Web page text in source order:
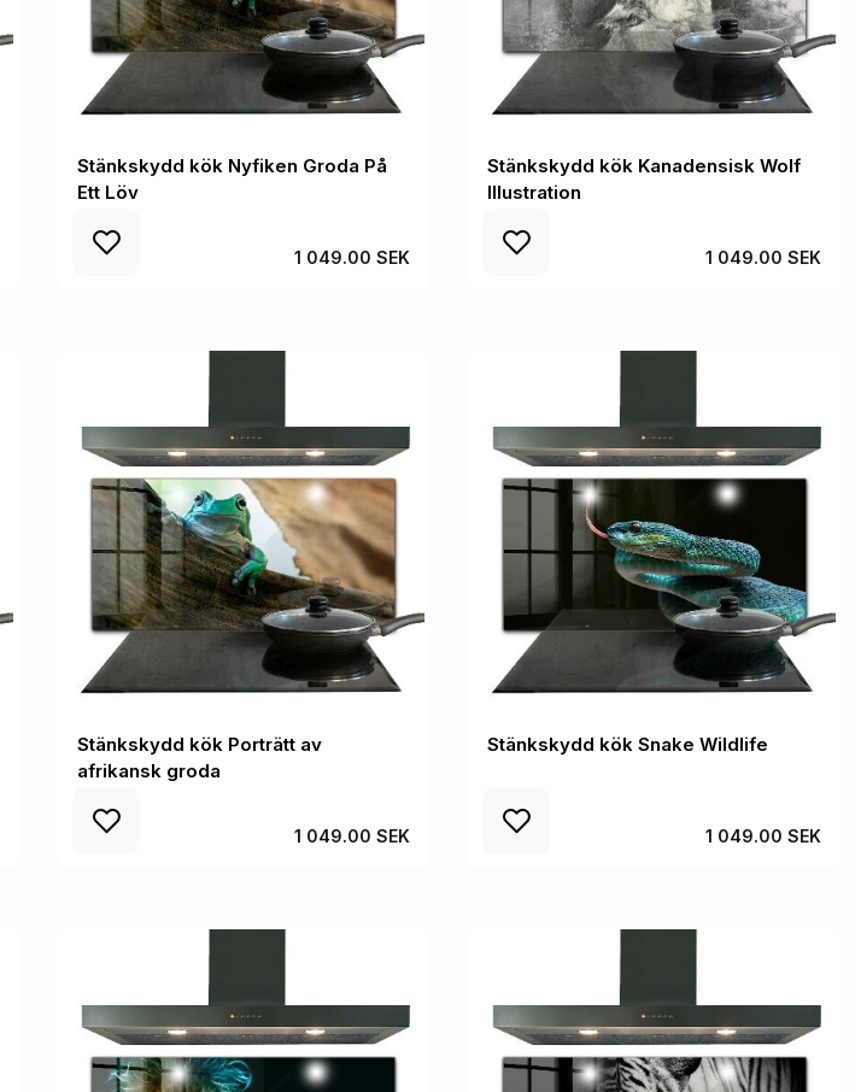
Stänkskydd kök Nyfiken Groda På
Ett Löv
1 049.00 SEK
Stänkskydd kök Kanadensisk Wolf
Illustration
1 049.00 SEK
Stänkskydd kök Porträtt av
afrikansk groda
1 049.00 SEK
Stänkskydd kök Snake Wildlife
1 049.00 SEK